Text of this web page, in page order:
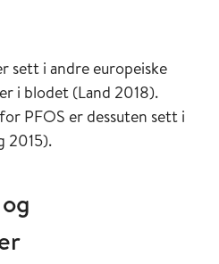
sett i andre europeiske
i blodet (Land 2018).
PFOS er dessuten sett i
2015).